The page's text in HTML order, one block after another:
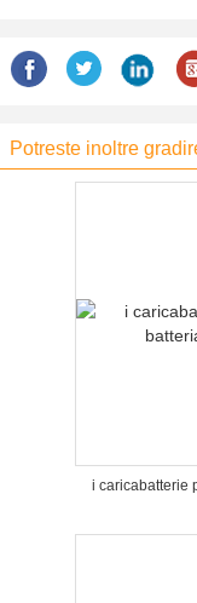
Potreste inoltre
i caricabatterie